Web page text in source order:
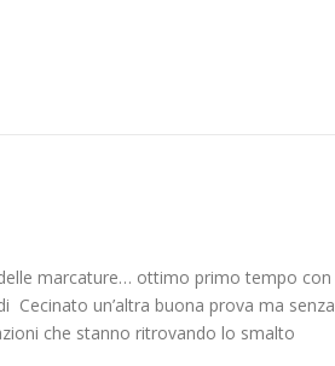
marcature… ottimo primo tempo con
Cecinato un’altra buona prova ma senza
che stanno ritrovando lo smalto